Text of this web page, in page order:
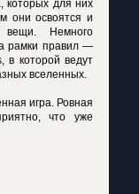
которых для них
они освоятся и
вещи. Немного
рамки правил —
в которой ведут
вселенных.
игра. Ровная
что уже